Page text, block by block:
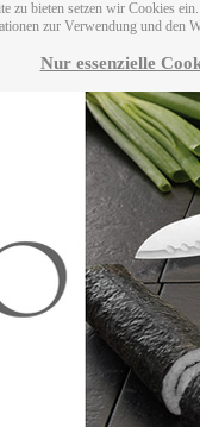
zu bieten setzen wir Cookies
zur Verwendung und den
Nur essenzielle